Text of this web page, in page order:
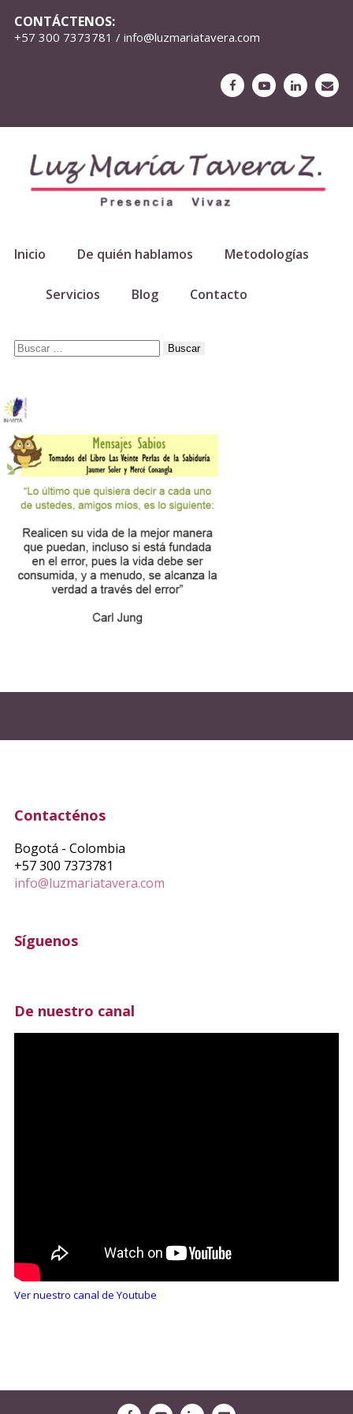
CONTÁCTENOS:
+57 300 7373781 / info@luzmariatavera.com
Inicio De quién hablamos Metodologías
Servicios Blog Contacto
Buscar:
Contacténos
Bogotá - Colombia
+57 300 7373781
info@luzmariatavera.com
Síguenos
De nuestro canal
Ver nuestro canal de Youtube